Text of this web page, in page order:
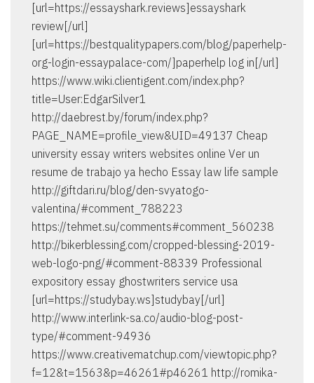
[url=https://essayshark.reviews]essayshark
review[/url]
[url=https://bestqualitypapers.com/blog/paperhelp-
org-login-essaypalace-com/]paperhelp log in[/url]
https://www.wiki.clientigent.com/index.php?
title=User:EdgarSilver1
http://daebrest.by/forum/index.php?
PAGE_NAME=profile_view&UID=49137 Cheap
university essay writers websites online Ver un
resume de trabajo ya hecho Essay law life sample
http://giftdari.ru/blog/den-svyatogo-
valentina/#comment_788223
https://tehmet.su/comments#comment_560238
http://bikerblessing.com/cropped-blessing-2019-
web-logo-png/#comment-88339 Professional
expository essay ghostwriters service usa
[url=https://studybay.ws]studybay[/url]
http://www.interlink-sa.co/audio-blog-post-
type/#comment-94936
https://www.creativematchup.com/viewtopic.php?
f=12&t=1563&p=46261#p46261 http://romika-